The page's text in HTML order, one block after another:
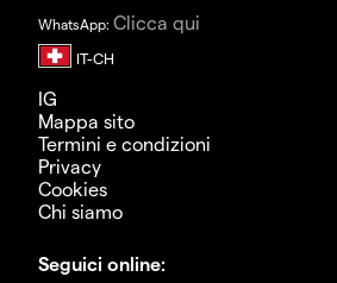
WhatsApp: Clicca qui
IG
Mappa sito
Termini e condizioni
Privacy
Cookies
Chi siamo
Seguici online: